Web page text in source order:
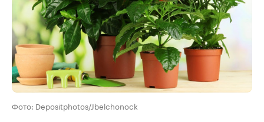
Фото: Depositphotos/Jbelchonock